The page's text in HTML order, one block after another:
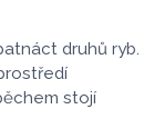
druhů ryb.
stojí